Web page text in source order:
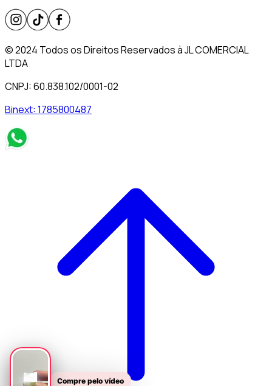
© 2024 Todos os Direitos Reservados à JL COMERCIAL
LTDA
CNPJ: 60.838.102/0001-02
Binext: 1785800487
Compre pelo vídeo